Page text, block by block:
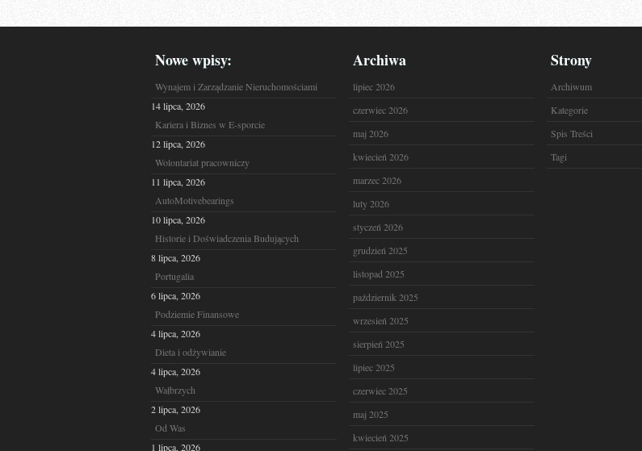
Nowe wpisy:
Wynajem i Zarządzanie Nieruchomościami
14 lipca, 2026
Kariera i Biznes w E-sporcie
12 lipca, 2026
Wolontariat pracowniczy
11 lipca, 2026
AutoMotivebearings
10 lipca, 2026
Historie i Doświadczenia Budujących
8 lipca, 2026
Portugalia
6 lipca, 2026
Podziemie Finansowe
4 lipca, 2026
Dieta i odżywianie
4 lipca, 2026
Wałbrzych
2 lipca, 2026
Od Was
1 lipca, 2026
Archiwa
lipiec 2026
czerwiec 2026
maj 2026
kwiecień 2026
marzec 2026
luty 2026
styczeń 2026
grudzień 2025
listopad 2025
październik 2025
wrzesień 2025
sierpień 2025
lipiec 2025
czerwiec 2025
maj 2025
kwiecień 2025
Strony
Archiwum
Kategorie
Spis Treści
Tagi